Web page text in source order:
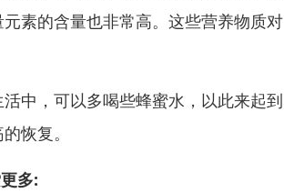
素的含量也非常高。这些营养物质对
，可以多喝些蜂蜜水，以此来起到
恢复。
多: